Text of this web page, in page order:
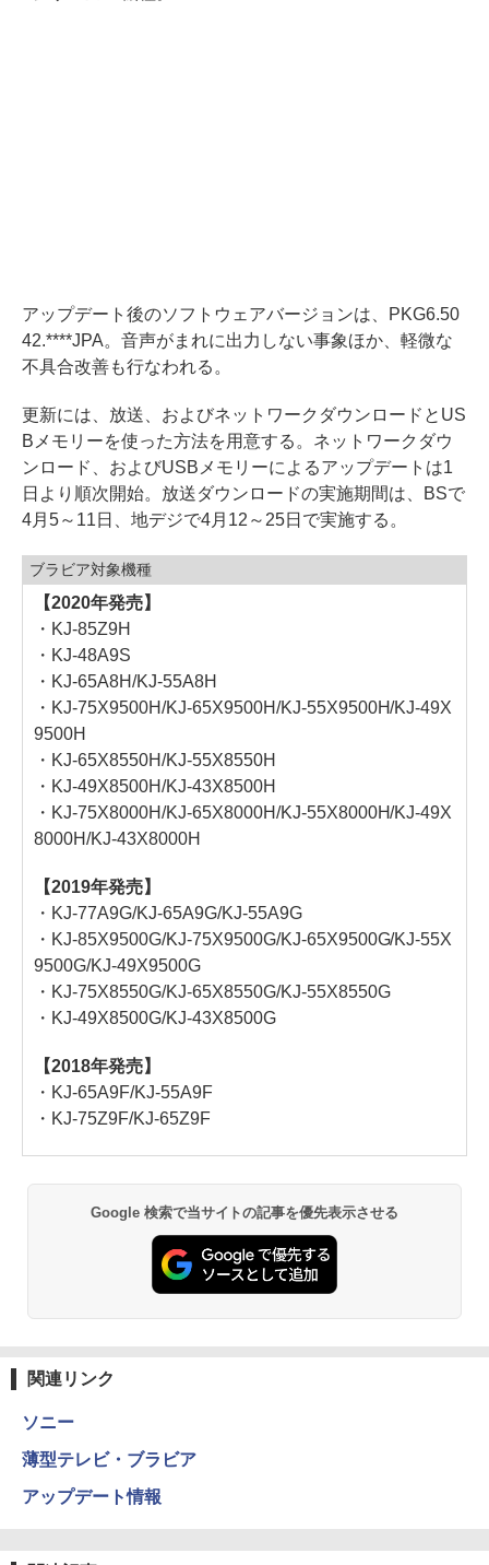
アップデート後のソフトウェアバージョンは、PKG6.50
42.****JPA。音声がまれに出力しない事象ほか、軽微な
不具合改善も行なわれる。
更新には、放送、およびネットワークダウンロードとUS
Bメモリーを使った方法を用意する。ネットワークダウ
ンロード、およびUSBメモリーによるアップデートは1
日より順次開始。放送ダウンロードの実施期間は、BSで
4月5～11日、地デジで4月12～25日で実施する。
ブラビア対象機種
【2020年発売】
・KJ-85Z9H
・KJ-48A9S
・KJ-65A8H/KJ-55A8H
・KJ-75X9500H/KJ-65X9500H/KJ-55X9500H/KJ-49X
9500H
・KJ-65X8550H/KJ-55X8550H
・KJ-49X8500H/KJ-43X8500H
・KJ-75X8000H/KJ-65X8000H/KJ-55X8000H/KJ-49X
8000H/KJ-43X8000H
【2019年発売】
・KJ-77A9G/KJ-65A9G/KJ-55A9G
・KJ-85X9500G/KJ-75X9500G/KJ-65X9500G/KJ-55X
9500G/KJ-49X9500G
・KJ-75X8550G/KJ-65X8550G/KJ-55X8550G
・KJ-49X8500G/KJ-43X8500G
【2018年発売】
・KJ-65A9F/KJ-55A9F
・KJ-75Z9F/KJ-65Z9F
Google 検索で当サイトの記事を優先表示させる
関連リンク
ソニー
薄型テレビ・ブラビア
アップデート情報